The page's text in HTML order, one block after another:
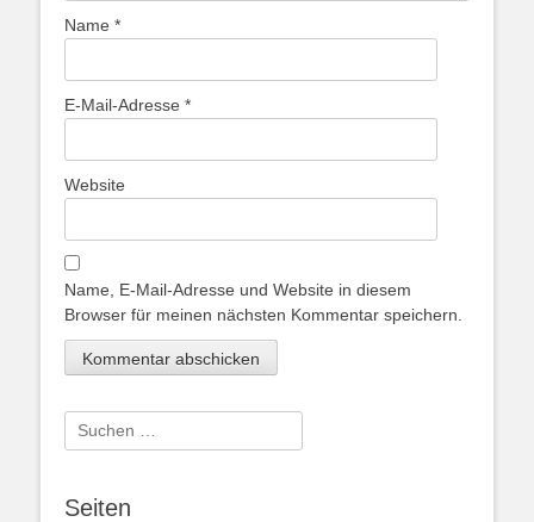
Name *
E-Mail-Adresse *
Website
Name, E-Mail-Adresse und Website in diesem
Browser für meinen nächsten Kommentar speichern.
Suche
nach:
Seiten